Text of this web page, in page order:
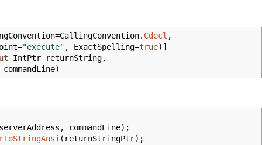
=CallingConvention. Cdecl ,
="execute" , ExactSpelling=true) ]
IntPtr returnString,
)
commandLine) ;
( returnStringPtr) ;